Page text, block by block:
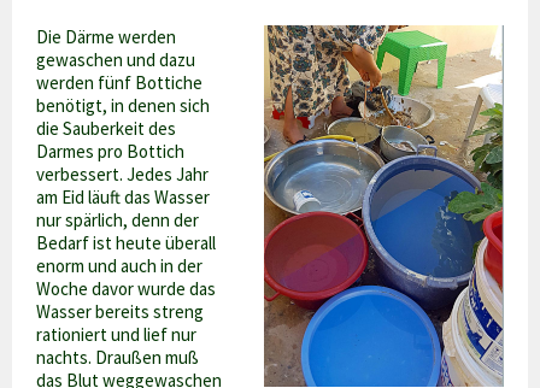
Die Därme werden
gewaschen und dazu
werden fünf Bottiche
benötigt, in denen sich
die Sauberkeit des
Darmes pro Bottich
verbessert. Jedes Jahr
am Eid läuft das Wasser
nur spärlich, denn der
Bedarf ist heute überall
enorm und auch in der
Woche davor wurde das
Wasser bereits streng
rationiert und lief nur
nachts. Draußen muß
das Blut weggewaschen